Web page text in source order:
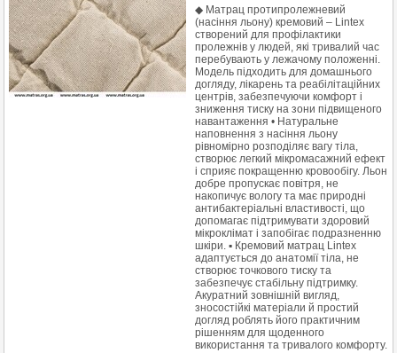
◆ Матрац протипролежневий
(насіння льону) кремовий – Lintex
створений для профілактики
пролежнів у людей, які тривалий час
перебувають у лежачому положенні.
Модель підходить для домашнього
догляду, лікарень та реабілітаційних
центрів, забезпечуючи комфорт і
зниження тиску на зони підвищеного
навантаження • Натуральне
наповнення з насіння льону
рівномірно розподіляє вагу тіла,
створює легкий мікромасажний ефект
і сприяє покращенню кровообігу. Льон
добре пропускає повітря, не
накопичує вологу та має природні
антибактеріальні властивості, що
допомагає підтримувати здоровий
мікроклімат і запобігає подразненню
шкіри. ▪︎ Кремовий матрац Lintex
адаптується до анатомії тіла, не
створює точкового тиску та
забезпечує стабільну підтримку.
Акуратний зовнішній вигляд,
зносостійкі матеріали й простий
догляд роблять його практичним
рішенням для щоденного
використання та тривалого комфорту.